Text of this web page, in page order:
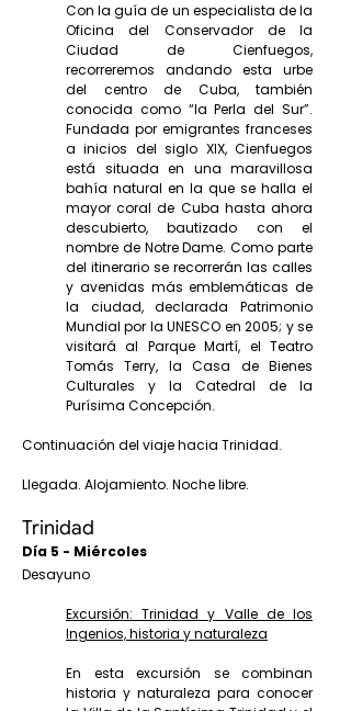
Con la guía de un especialista de la
Oficina del Conservador de la
Ciudad de Cienfuegos,
recorreremos andando esta urbe
del centro de Cuba, también
conocida como “la Perla del Sur”.
Fundada por emigrantes franceses
a inicios del siglo XIX, Cienfuegos
está situada en una maravillosa
bahía natural en la que se halla el
mayor coral de Cuba hasta ahora
descubierto, bautizado con el
nombre de Notre Dame. Como parte
del itinerario se recorrerán las calles
y avenidas más emblemáticas de
la ciudad, declarada Patrimonio
Mundial por la UNESCO en 2005; y se
visitará al Parque Martí, el Teatro
Tomás Terry, la Casa de Bienes
Culturales y la Catedral de la
Purísima Concepción.
Continuación del viaje hacia Trinidad.
Llegada. Alojamiento. Noche libre.
Trinidad
Día 5 - Miércoles
Desayuno
Excursión: Trinidad y Valle de los
Ingenios, historia y naturaleza
En esta excursión se combinan
historia y naturaleza para conocer